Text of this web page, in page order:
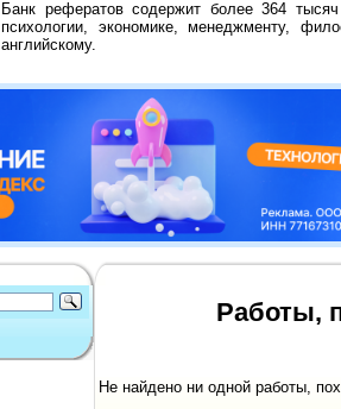
Банк рефератов содержит более 364
психологии, экономике, менеджменту,
английскому.
Работы,
Не найдено ни одной работы,